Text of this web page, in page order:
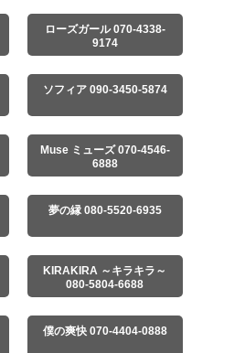
ローズガール 070-4338-
9174
ソフィア 090-3450-5874
Muse ミューズ 070-4546-
6888
夢の縁 080-5520-6935
KIRAKIRA ～キラキラ～
080-5804-6688
僕の爽快 070-4404-0888